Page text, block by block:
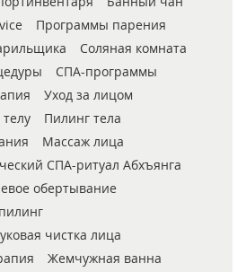
Программы парения
Соляная комната
СПА-программы
Уход за лицом
Пилинг тела
Массаж лица
СПА-ритуал Абхъянга
обертывание
чистка лица
Жемчужная ванна